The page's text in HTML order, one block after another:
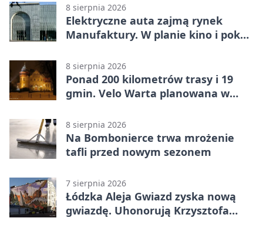
8 sierpnia 2026
Elektryczne auta zajmą rynek
Manufaktury. W planie kino i pokaz
8 sierpnia 2026
Ponad 200 kilometrów trasy i 19
gmin. Velo Warta planowana w
8 sierpnia 2026
Na Bombonierce trwa mrożenie
tafli przed nowym sezonem
7 sierpnia 2026
Łódzka Aleja Gwiazd zyska nową
gwiazdę. Uhonorują Krzysztofa